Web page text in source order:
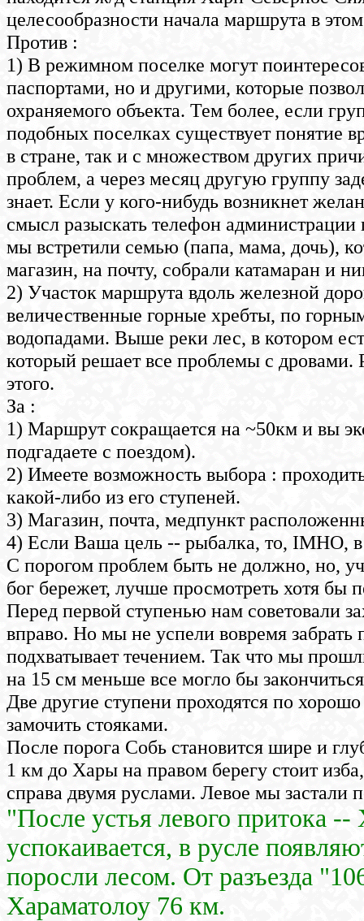
целесообразности начала маршрута в
Против :
1) В режимном поселке могут
паспортами, но и другими, которые
охраняемого объекта. Тем более, если
подобных поселках существует понятие
в стране, так и с множеством других
проблем, а через месяц другую группу
знает. Если у кого-нибудь возникнет
смысл разыскать телефон
мы встретили семью (папа, мама, дочь),
магазин, на почту, собрали катамаран и
2) Участок маршрута вдоль железной
величественные горные хребты, по
водопадами. Выше реки лес, в котором
который решает все проблемы с
этого.
За :
1) Маршрут сокращается на ~50км и вы
подгадаете с поездом).
2) Имеете возможность выбора :
какой-либо из его ступеней.
3) Магазин, почта, медпункт
4) Если Ваша цель -- рыбалка, то, IMHO,
С порогом проблем быть не должно, но,
бог бережет, лучше просмотреть хотя бы
Перед первой ступенью нам советовали
вправо. Но мы не успели вовремя
подхватывает течением. Так что мы
на 15 см меньше все могло бы
Две другие ступени проходятся по
замочить стояками.
После порога Собь становится шире и
1 км до Хары на правом берегу стоит
справа двумя руслами. Левое мы застали
"После устья левого притока
успокаивается, в русле
поросли лесом. От разъезда
Хараматолоу 76 км.